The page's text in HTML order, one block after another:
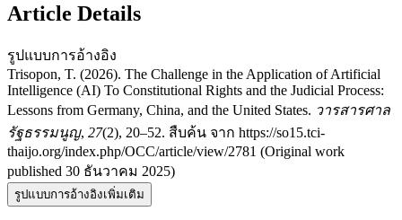
Article Details
รูปแบบการอ้างอิง
Trisopon, T. (2026). The Challenge in the Application of Artificial
Intelligence (AI) To Constitutional Rights and the Judicial Process:
Lessons from Germany, China, and the United States. วารสารศาล
รัฐธรรมนูญ, 27(2), 20–52. สืบค้น จาก https://so15.tci-
thaijo.org/index.php/OCC/article/view/2781 (Original work
published 30 ธันวาคม 2025)
รูปแบบการอ้างอิงเพิ่มเติม